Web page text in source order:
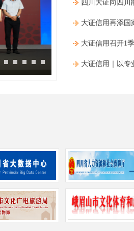
大证信用应邀出席中
四川大证向四川
大证信用再添国
大证信用召开1
大证信用｜以